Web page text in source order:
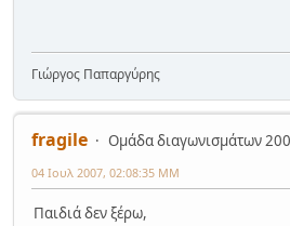
Γιώργος Παπαργύρης
fragile
Ομάδα διαγωνισμάτων
04 Ιουλ 2007, 02:08:35 ΜΜ
Παιδιά δεν ξέρω,